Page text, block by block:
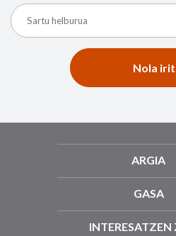
Nola
ARGIA
GASA
INTERESATZEN